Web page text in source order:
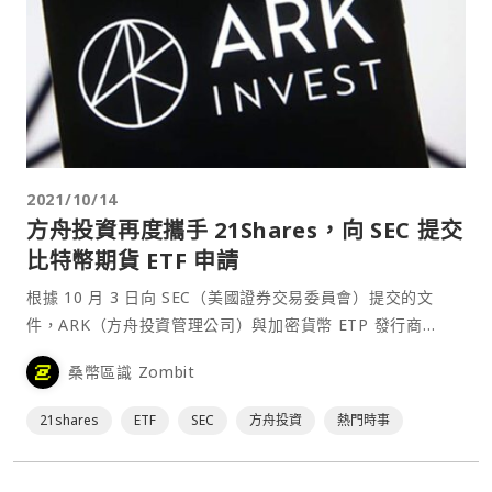
2021/10/14
方舟投資再度攜手 21Shares，向 SEC 提交
比特幣期貨 ETF 申請
根據 10 月 3 日向 SEC（美國證券交易委員會）提交的文
件，ARK（方舟投資管理公司）與加密貨幣 ETP 發行商
21Shares 合作申請追蹤比特幣期貨的 ETF「The ARK
21Shares Bitcoin Futures Strategy ETF」，該 ETF 計畫
投資在 CFTC（美國商品期貨交易委員⋯
桑幣區識 Zombit
21shares ETF SEC 方舟投資 熱門時事